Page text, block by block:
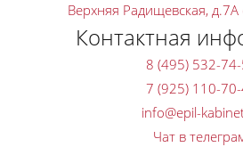
Верхняя Радищевская, д.7A
Контактная
8 (495) 532-
7 (925) 110-
Чат в